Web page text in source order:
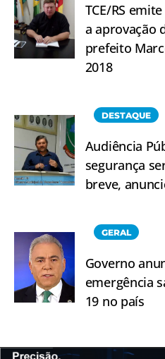
TCE/RS
a aprovação
prefeito
2018
DESTAQUE
Audiência
segurança
breve,
GERAL
Governo
emergência
19 no país